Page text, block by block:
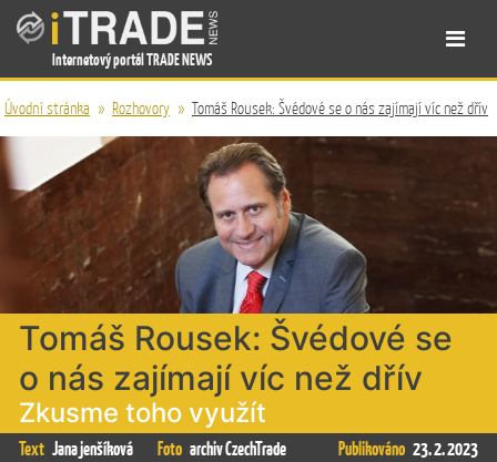
Internetový portál TRADE NEWS
Úvodní stránka » Rozhovory » Tomáš Rousek: Švédové se o nás zajímají víc než dřív
Tomáš Rousek: Švédové se
o nás zajímají víc než dřív
Zkusme toho využít
Text Jana jenšíková Foto archiv CzechTrade Publikováno 23. 2. 2023